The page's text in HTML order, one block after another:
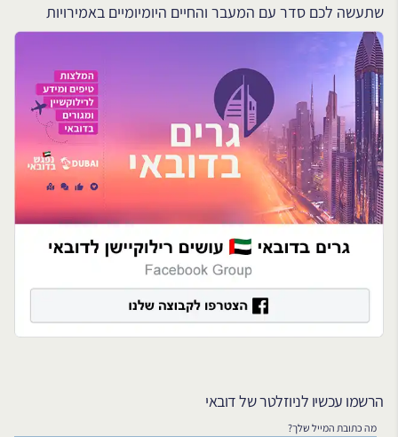
שתעשה לכם סדר עם המעבר והחיים היומיומיים באמירויות
הרשמו עכשיו לניוזלטר של דובאי